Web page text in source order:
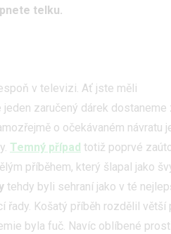
telku.
v televizi. Ať jste měli
zaručený dárek dostaneme
o očekávaném návratu
Temný případ totiž poprvé
příběhem, který šlapal jako
tehdy byli sehraní jako v té
řady. Košatý příběh rozdělil větší
byla fuč. Navíc oblíbené